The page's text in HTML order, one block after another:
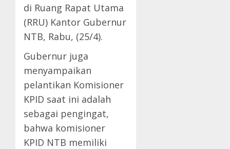
di Ruang Rapat Utama
(RRU) Kantor Gubernur
NTB, Rabu, (25/4).
Gubernur juga
menyampaikan
pelantikan Komisioner
KPID saat ini adalah
sebagai pengingat,
bahwa komisioner
KPID NTB memiliki